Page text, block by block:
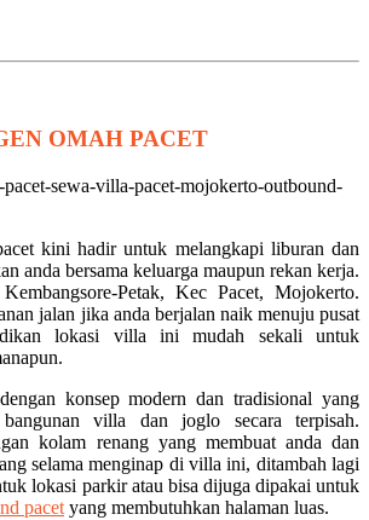
OMAH PACET
kini hadir untuk melangkapi liburan dan
anda bersama keluarga maupun rekan kerja.
Petak, Kec Pacet, Mojokerto.
jalan jika anda berjalan naik menuju pusat
lokasi villa ini mudah sekali untuk
konsep modern dan tradisional yang
villa dan joglo secara terpisah.
kolam renang yang membuat anda dan
selama menginap di villa ini, ditambah lagi
lokasi parkir atau bisa dijuga dipakai untuk
pacet yang membutuhkan halaman luas.